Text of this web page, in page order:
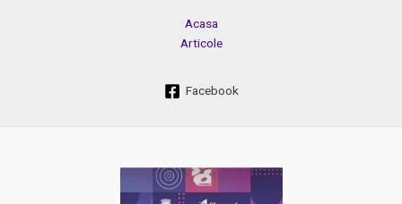
Acasa
Articole
Facebook